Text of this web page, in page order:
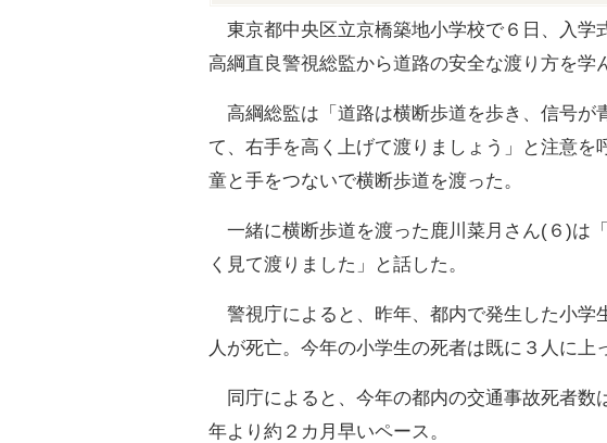
東京都中央区立京橋築地小学校で６日、入学
高綱直良警視総監から道路の安全な渡り方を学
高綱総監は「道路は横断歩道を歩き、信号が
て、右手を高く上げて渡りましょう」と注意を
童と手をつないで横断歩道を渡った。
一緒に横断歩道を渡った鹿川菜月さん(６)は
く見て渡りました」と話した。
警視庁によると、昨年、都内で発生した小学
人が死亡。今年の小学生の死者は既に３人に上
同庁によると、今年の都内の交通事故死者数
年より約２カ月早いペース。